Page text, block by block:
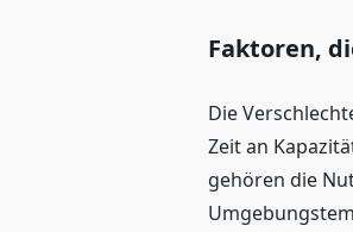
Faktoren,
Die
Zeit an
gehören die